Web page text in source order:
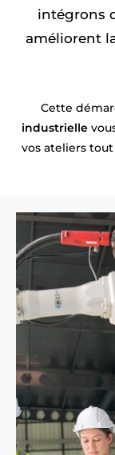
intégrons
améliorent
Cette
industrielle
vos ateliers